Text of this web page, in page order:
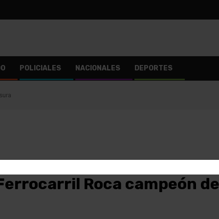
POLICIALES NACIONALES DEPORTES
Roca campeón